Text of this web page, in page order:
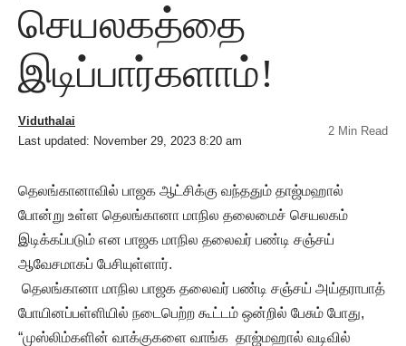
செயலகத்தை
இடிப்பார்களாம்!
Last updated: November 29, 2023 8:20 am
Viduthalai
2 Min Read
தெலங்கானாவில் பாஜக ஆட்சிக்கு வந்ததும் தாஜ்மஹால்
போன்று உள்ள தெலங்கானா மாநில தலைமைச் செயலகம்
இடிக்கப்படும் என பாஜக மாநில தலைவர் பண்டி சஞ்சய்
ஆவேசமாகப் பேசியுள்ளார்.
தெலங்கானா மாநில பாஜக தலைவர் பண்டி சஞ்சய் அய்தராபாத்
போயினப்பள்ளியில் நடைபெற்ற கூட்டம் ஒன்றில் பேசும் போது,
“முஸ்லிம்களின் வாக்குகளை வாங்க தாஜ்மஹால் வடிவில்